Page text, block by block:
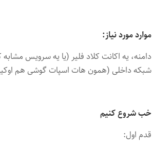
موارد مورد نیاز:
شبکه داخلی (همون هات اسپات گوشی هم
خب شروع کنیم
قدم اول: